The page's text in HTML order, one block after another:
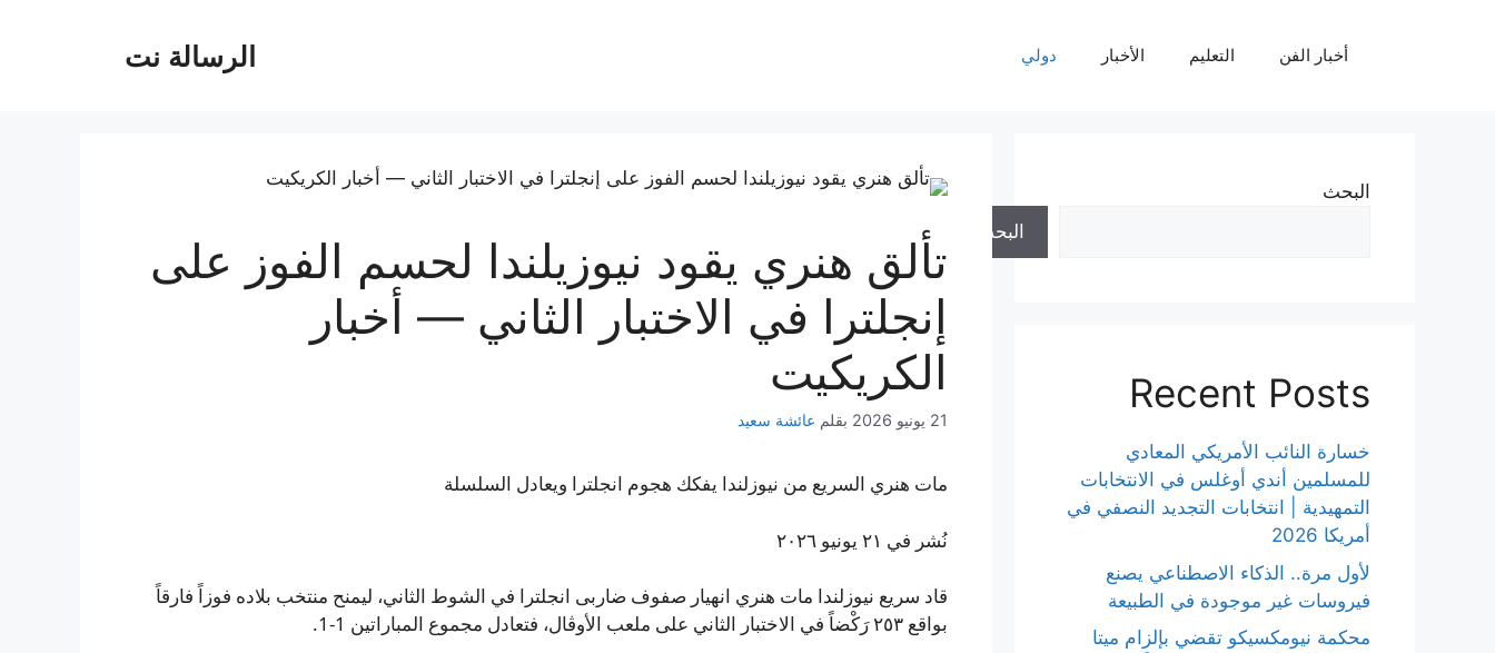
الرسالة نت أخبار الفن التعليم الأخبار دولي
تألق هنري يقود نيوزيلندا لحسم الفوز على
إنجلترا في الاختبار الثاني — أخبار
الكريكيت
21 يونيو 2026 بقلم عائشة سعيد
مات هنري السريع من نيوزلندا يفكك هجوم انجلترا ويعادل السلسلة
نُشر في ٢١ يونيو ٢٠٢٦
قاد سريع نيوزلندا مات هنري انهيار صفوف ضاربى انجلترا في الشوط الثاني، ليمنح منتخب بلاده فوزاً فارقاً
بواقع ٢٥٣ رَكْضاً في الاختبار الثاني على ملعب الأوڤال، فتعادل مجموع المباراتين 1-1.
البحث
البحث
Recent Posts
خسارة النائب الأمريكي المعادي
للمسلمين أندي أوغلس في الانتخابات
التمهيدية | انتخابات التجديد النصفي في
أمريكا 2026
لأول مرة.. الذكاء الاصطناعي يصنع
فيروسات غير موجودة في الطبيعة
محكمة نيومكسيكو تقضي بإلزام ميتا